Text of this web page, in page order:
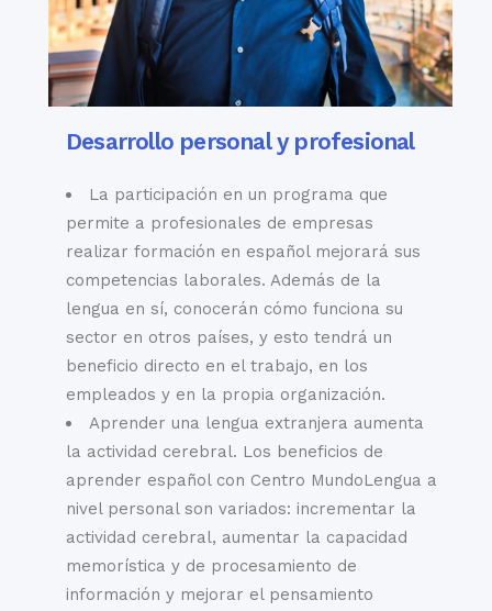
numerosas huellas
del pasado, que
permitirán entender
cómo era aquí la
empaparse de siglos
entras en el Barrio
de Santa Cruz, el
tiempo se detiene y
la vida transcurre a
otro ritmo.
La Plaza de
España
austeras calles del
barrio de Santa Cruz
al amplio y lujoso
entorno de la Plaza
de España.
fortificación en las
orillas del río
Guadalquivir que
brilla con una
deliciosa sombra de
atardecer.
Más museos de
los que puedas
imaginar. Algunos de
los más populares
incluyen el Museo
del Flamenco, el
Museo de Artes y
Tradiciones
Populares, el Museo
Arqueológico de
Sevilla y el Museo de
Bellas Artes de
Sevilla.
Desarrollo personal y profesional
La participación en un programa que
permite a profesionales de empresas
realizar formación en español mejorará sus
competencias laborales. Además de la
lengua en sí, conocerán cómo funciona su
sector en otros países, y esto tendrá un
beneficio directo en el trabajo, en los
empleados y en la propia organización.
Aprender una lengua extranjera aumenta
la actividad cerebral. Los beneficios de
aprender español con Centro MundoLengua a
nivel personal son variados: incrementar la
actividad cerebral, aumentar la capacidad
memorística y de procesamiento de
información y mejorar el pensamiento